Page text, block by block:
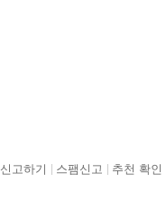
신고하기 스팸신고 추천 확인